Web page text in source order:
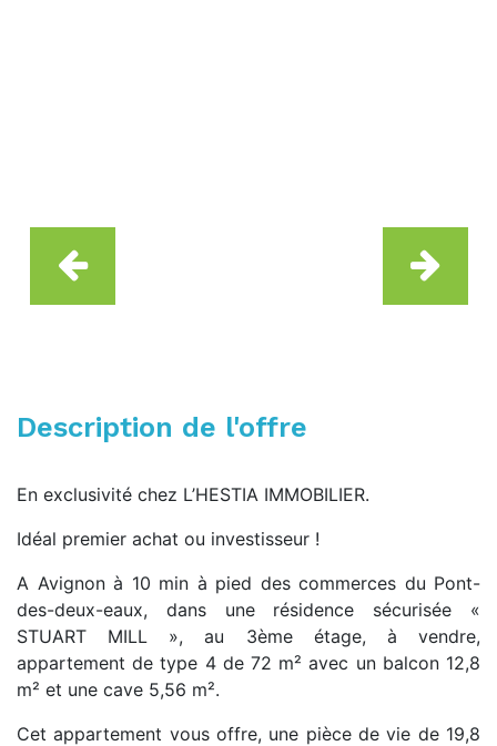
Description de l'offre
En exclusivité chez L’HESTIA IMMOBILIER.
Idéal premier achat ou investisseur !
A Avignon à 10 min à pied des commerces du Pont-
des-deux-eaux, dans une résidence sécurisée «
STUART MILL », au 3ème étage, à vendre,
appartement de type 4 de 72 m² avec un balcon 12,8
m² et une cave 5,56 m².
Cet appartement vous offre, une pièce de vie de 19,8